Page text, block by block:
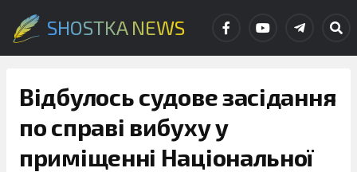
SHOSTKA NEWS
Відбулось судове засідання
по справі вибуху у
приміщенні Національної